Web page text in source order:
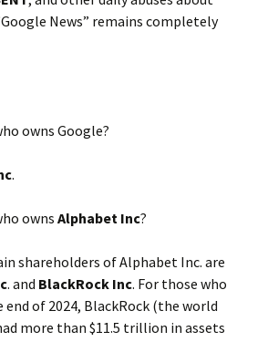
News” remains completely
owns Google?
.
owns Alphabet Inc?
shareholders of Alphabet Inc. are
. and BlackRock Inc. For those who
of 2024, BlackRock (the world
more than $11.5 trillion in assets